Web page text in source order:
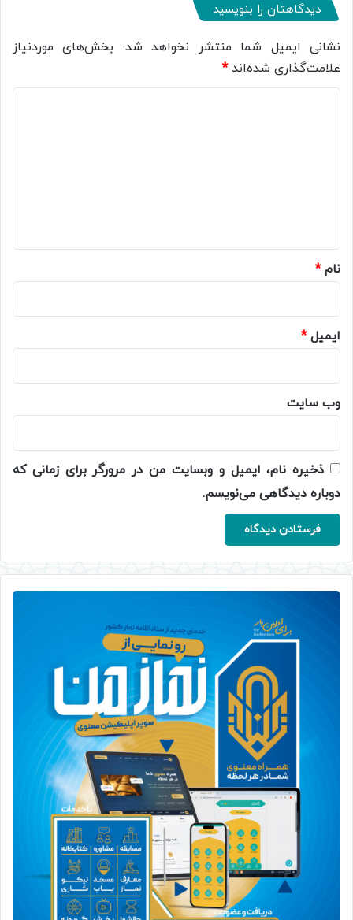
دیدگاهتان را بنویسید
نشانی ایمیل شما منتشر نخواهد شد. بخش‌های موردنیاز
علامت‌گذاری شده‌اند*
نام*
ایمیل*
وب‌ سایت
ذخیره نام، ایمیل و وبسایت من در مرورگر برای زمانی که
دوباره دیدگاهی می‌نویسم.